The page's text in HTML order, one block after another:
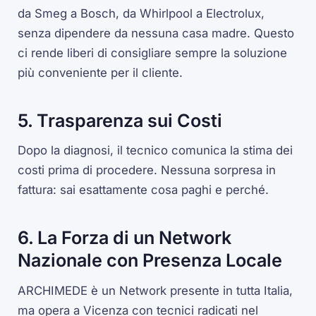
da Smeg a Bosch, da Whirlpool a Electrolux,
senza dipendere da nessuna casa madre. Questo
ci rende liberi di consigliare sempre la soluzione
più conveniente per il cliente.
5. Trasparenza sui Costi
Dopo la diagnosi, il tecnico comunica la stima dei
costi prima di procedere. Nessuna sorpresa in
fattura: sai esattamente cosa paghi e perché.
6. La Forza di un Network
Nazionale con Presenza Locale
ARCHIMEDE è un Network presente in tutta Italia,
ma opera a Vicenza con tecnici radicati nel